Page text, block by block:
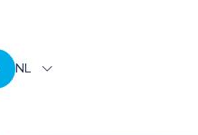
NL